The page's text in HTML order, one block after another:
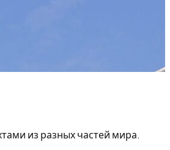
из разных частей мира.